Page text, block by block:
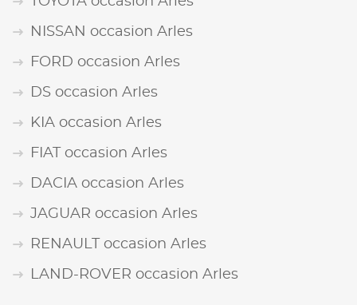
NISSAN occasion Arles
FORD occasion Arles
DS occasion Arles
KIA occasion Arles
FIAT occasion Arles
DACIA occasion Arles
JAGUAR occasion Arles
RENAULT occasion Arles
LAND-ROVER occasion Arles